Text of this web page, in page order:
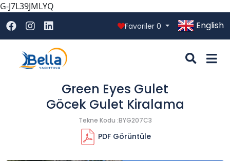
G-J7L39JMLYQ
Favoriler0 English
Green Eyes Gulet
Göcek Gulet Kiralama
Tekne Kodu :BYG207C3
PDF Görüntüle